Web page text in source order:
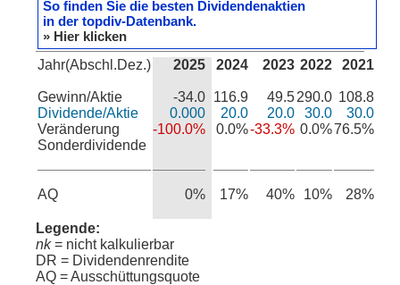
So finden Sie die besten Dividendenaktien
in der topdiv-Datenbank.
» Hier klicken
Jahr(Abschl.Dez.)
Gewinn/Aktie
Dividende/Aktie
Veränderung
Sonderdividende
AQ
2025
-34.0
0.000
-100.0%
0%
2024
116.9
20.0
0.0%
17%
2023
49.5
20.0
-33.3%
40%
2022
290.0
30.0
0.0%
10%
2021
108.8
30.0
76.5%
28%
Legende:
nk= nicht kalkulierbar
DR = Dividendenrendite
AQ = Ausschüttungsquote